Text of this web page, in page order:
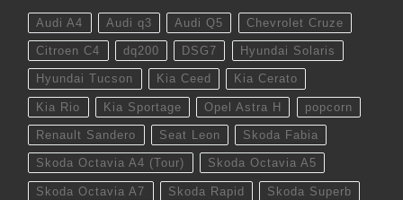
Audi A4 Audi q3 Audi Q5 Chevrolet Cruze
Citroen C4 dq200 DSG7 Hyundai Solaris
Hyundai Tucson Kia Ceed Kia Cerato
Kia Rio Kia Sportage Opel Astra H popcorn
Renault Sandero Seat Leon Skoda Fabia
Skoda Octavia A4 (Tour) Skoda Octavia A5
Skoda Octavia A7 Skoda Rapid Skoda Superb